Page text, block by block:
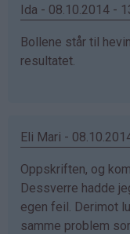
Frida-
Lænshamn
(ikke
Ida - 08.10.2014 -
Bollene står til
resultatet.
Eli Mari -
Oppskriften, og
Dessverre hadde
egen feil. Derimot
samme problem